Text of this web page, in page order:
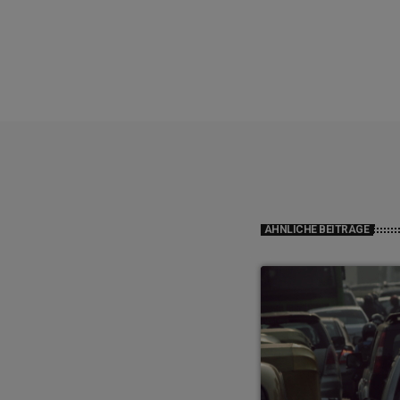
ÄHNLICHE BEITRÄGE